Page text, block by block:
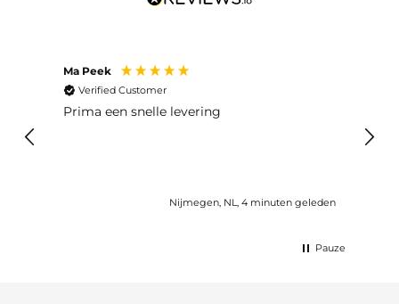
Ma Peek
Verified Customer
Prima een snelle levering
Nijmegen, NL, 4 minuten geleden
Pauze